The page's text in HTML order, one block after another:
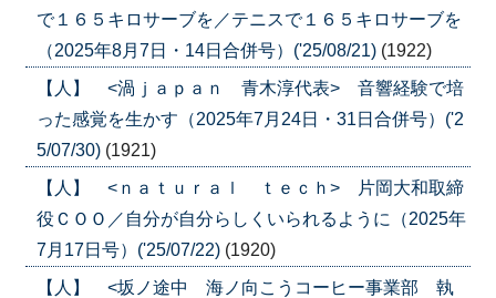
で１６５キロサーブを／テニスで１６５キロサーブを
（2025年8月7日・14日合併号）('25/08/21) (1922)
【人】 <渦ｊａｐａｎ 青木淳代表> 音響経験で培
った感覚を生かす（2025年7月24日・31日合併号）('2
5/07/30) (1921)
【人】 <ｎａｔｕｒａｌ ｔｅｃｈ> 片岡大和取締
役ＣＯＯ／自分が自分らしくいられるように（2025年
7月17日号）('25/07/22) (1920)
【人】 <坂ノ途中 海ノ向こうコーヒー事業部 執